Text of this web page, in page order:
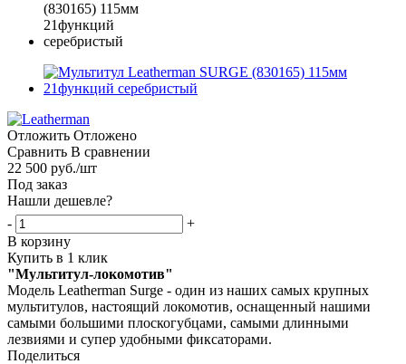
Отложить Отложено
Сравнить В сравнении
22 500 руб./шт
Под заказ
Нашли дешевле?
-
+
В корзину
Купить в 1 клик
"Мультитул-локомотив"
Модель Leatherman Surge - один из наших самых крупных
мультитулов, настоящий локомотив, оснащенный нашими
самыми большими плоскогубцами, самыми длинными
лезвиями и супер удобными фиксаторами.
Поделиться